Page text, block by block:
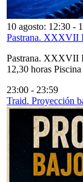
10 agosto: 12:30 -
Pastrana. XXXVII
Pastrana. XXXVII
12,30 horas
23:00 - 23:59
Traid. Proyección